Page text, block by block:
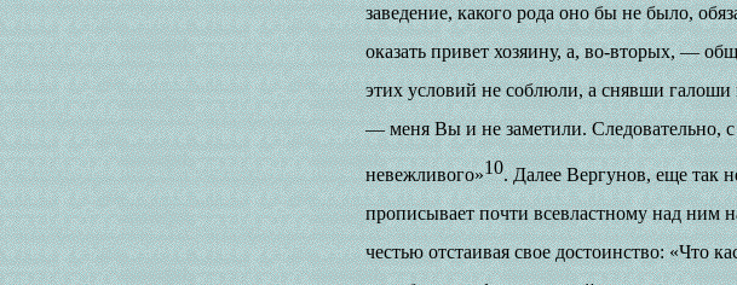
заведение, какого рода оно бы не было,
оказать привет хозяину, а, во-вторых, —
этих условий не соблюли, а снявши
— меня Вы и не заметили. Следовательно,
невежливого»10. Далее Вергунов, еще так
прописывает почти всевластному над ним
честью отстаивая свое достоинство: «Что